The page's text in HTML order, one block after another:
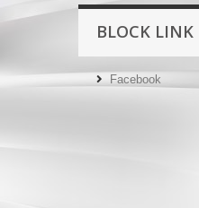
BLOCK LINK
Facebook